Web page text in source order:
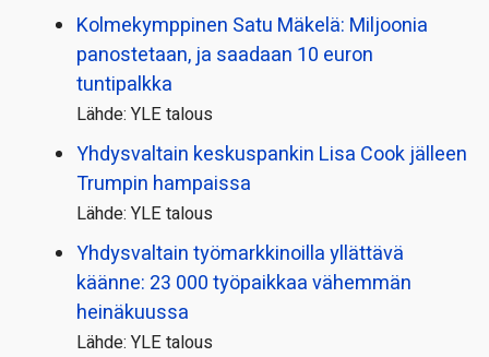
Kolmekymppinen Satu Mäkelä: Miljoonia
panostetaan, ja saadaan 10 euron
tuntipalkka
Lähde: YLE talous
Yhdysvaltain keskuspankin Lisa Cook jälleen
Trumpin hampaissa
Lähde: YLE talous
Yhdysvaltain työmarkkinoilla yllättävä
käänne: 23 000 työpaikkaa vähemmän
heinäkuussa
Lähde: YLE talous